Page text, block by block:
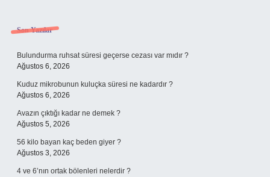
Sidebar
Son Yazılar
Bulundurma ruhsat süresi geçerse cezası var mıdır ?
Ağustos 6, 2026
Kuduz mikrobunun kuluçka süresi ne kadardır ?
Ağustos 6, 2026
Avazın çıktığı kadar ne demek ?
Ağustos 5, 2026
56 kilo bayan kaç beden giyer ?
Ağustos 3, 2026
4 ve 6’nın ortak bölenleri nelerdir ?